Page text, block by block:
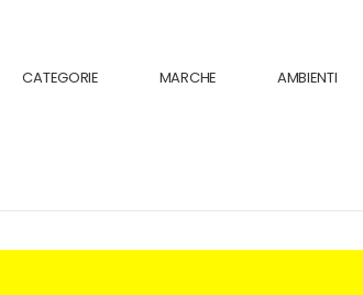
CATEGORIE MARCHE AMBIENTI